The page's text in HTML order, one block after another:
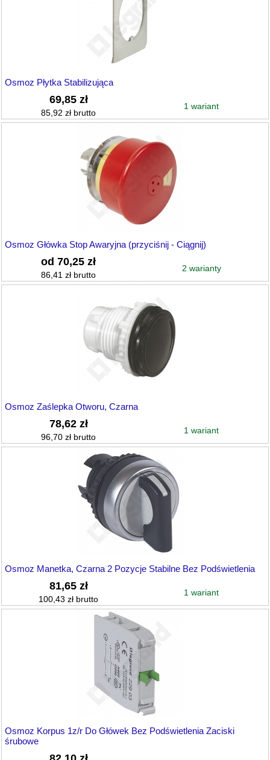
Osmoz Płytka Stabilizująca
69,85 zł
85,92 zł brutto
1 wariant
Osmoz Główka Stop Awaryjna (przyciśnij - Ciągnij)
od 70,25 zł
86,41 zł brutto
2 warianty
Osmoz Zaślepka Otworu, Czarna
78,62 zł
96,70 zł brutto
1 wariant
Osmoz Manetka, Czarna 2 Pozycje Stabilne Bez Podświetlenia
81,65 zł
100,43 zł brutto
1 wariant
Osmoz Korpus 1z/r Do Główek Bez Podświetlenia Zaciski
śrubowe